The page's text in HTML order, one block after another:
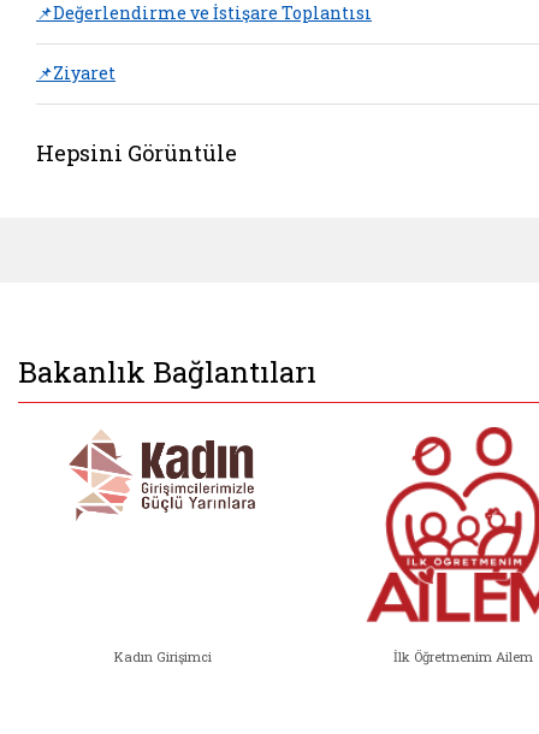
📌Değerlendirme ve İstişare Toplantısı
📌Ziyaret
Hepsini Görüntüle
Bakanlık Bağlantıları
Kadın Girişimci İlk Öğretmenim Ailem